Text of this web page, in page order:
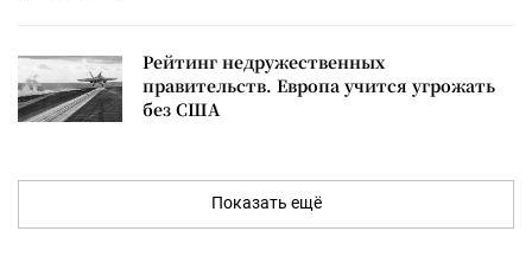
Рейтинг недружественных
правительств. Европа учится угрожать
без США
Показать ещё